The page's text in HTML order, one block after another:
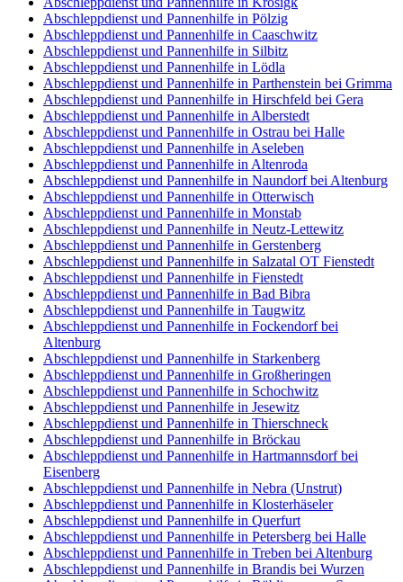
Abschleppdienst und Pannenhilfe in Pölzig
Abschleppdienst und Pannenhilfe in Caaschwitz
Abschleppdienst und Pannenhilfe in Silbitz
Abschleppdienst und Pannenhilfe in Lödla
Abschleppdienst und Pannenhilfe in Parthenstein bei Grimma
Abschleppdienst und Pannenhilfe in Hirschfeld bei Gera
Abschleppdienst und Pannenhilfe in Alberstedt
Abschleppdienst und Pannenhilfe in Ostrau bei Halle
Abschleppdienst und Pannenhilfe in Aseleben
Abschleppdienst und Pannenhilfe in Altenroda
Abschleppdienst und Pannenhilfe in Naundorf bei Altenburg
Abschleppdienst und Pannenhilfe in Otterwisch
Abschleppdienst und Pannenhilfe in Monstab
Abschleppdienst und Pannenhilfe in Neutz-Lettewitz
Abschleppdienst und Pannenhilfe in Gerstenberg
Abschleppdienst und Pannenhilfe in Salzatal OT Fienstedt
Abschleppdienst und Pannenhilfe in Fienstedt
Abschleppdienst und Pannenhilfe in Bad Bibra
Abschleppdienst und Pannenhilfe in Taugwitz
Abschleppdienst und Pannenhilfe in Fockendorf bei
Altenburg
Abschleppdienst und Pannenhilfe in Starkenberg
Abschleppdienst und Pannenhilfe in Großheringen
Abschleppdienst und Pannenhilfe in Schochwitz
Abschleppdienst und Pannenhilfe in Jesewitz
Abschleppdienst und Pannenhilfe in Thierschneck
Abschleppdienst und Pannenhilfe in Bröckau
Abschleppdienst und Pannenhilfe in Hartmannsdorf bei
Eisenberg
Abschleppdienst und Pannenhilfe in Nebra (Unstrut)
Abschleppdienst und Pannenhilfe in Klosterhäseler
Abschleppdienst und Pannenhilfe in Querfurt
Abschleppdienst und Pannenhilfe in Petersberg bei Halle
Abschleppdienst und Pannenhilfe in Treben bei Altenburg
Abschleppdienst und Pannenhilfe in Brandis bei Wurzen